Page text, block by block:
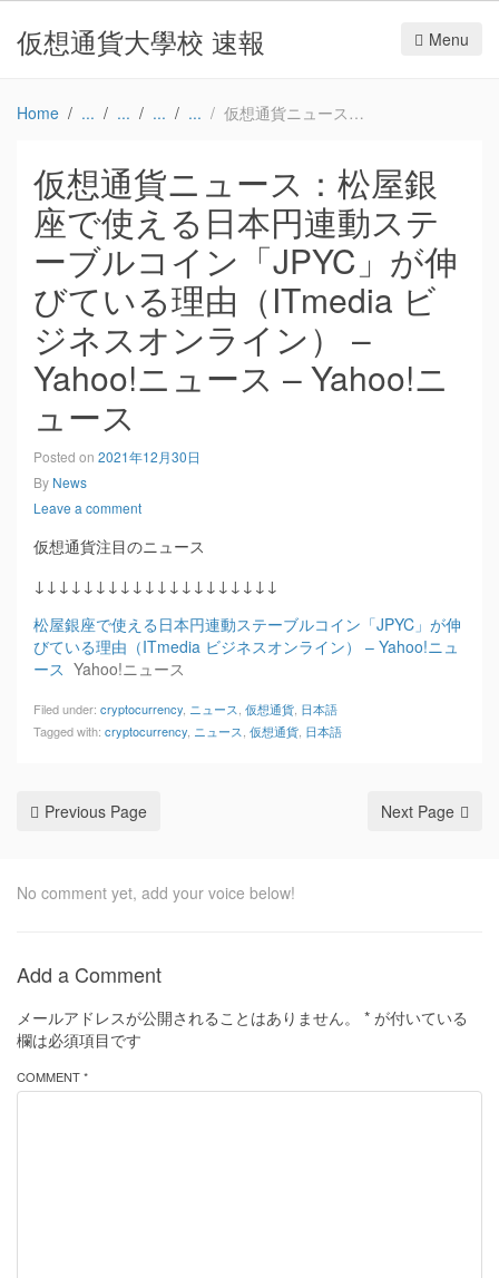
仮想通貨大學校 速報 Menu
Home 仮想通貨ニュース：松屋銀座で使える日本円連動ステーブルコイン「JPYC」が伸びている理由（ITmedia ビジネスオンライン） – Yahoo!ニュース – Yahoo!ニュース
仮想通貨ニュース：松屋銀
座で使える日本円連動ステ
ーブルコイン「JPYC」が伸
びている理由（ITmedia ビ
ジネスオンライン） –
Yahoo!ニュース – Yahoo!ニ
ュース
Posted on 2021年12月30日
By News
Leave a comment
仮想通貨注目のニュース
↓↓↓↓↓↓↓↓↓↓↓↓↓↓↓↓↓↓↓↓
松屋銀座で使える日本円連動ステーブルコイン「JPYC」が伸
びている理由（ITmedia ビジネスオンライン） – Yahoo!ニュ
ース Yahoo!ニュース
Filed under: cryptocurrency ニュース 仮想通貨 日本語
Tagged with: cryptocurrency ニュース 仮想通貨 日本語
Previous Page Next Page
No comment yet, add your voice below!
Add a Comment
メールアドレスが公開されることはありません。 * が付いている
欄は必須項目です
COMMENT *